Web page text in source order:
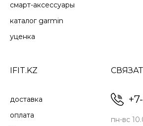
смарт-аксессуары
каталог garmin
уценка
IFIT.KZ
доставка
оплата
пн-вс